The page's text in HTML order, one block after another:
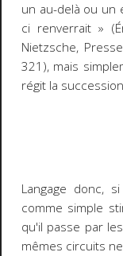
un au-delà ou un
ci renverrait »
Nietzsche,
321), mais
régit la
Langage donc,
comme simple
qu'il passe par
mêmes circuits